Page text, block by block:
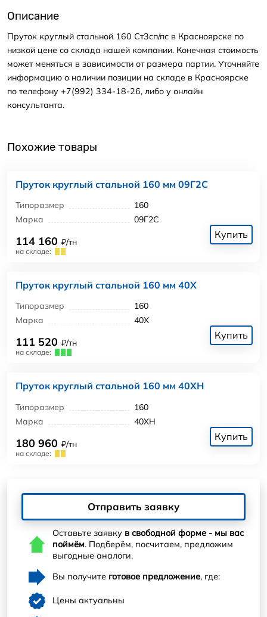
Описание
Пруток круглый стальной 160 Ст3сп/пс в Красноярске по
низкой цене со склада нашей компании. Конечная стоимость
может меняться в зависимости от размера партии. Уточняйте
информацию о наличии позиции на складе в Красноярске
по телефону +7(992) 334-18-26, либо у онлайн
консультанта.
Похожие товары
Пруток круглый стальной 160 мм 09Г2С
Типоразмер
160
Марка
09Г2С
114 160 ₽/тн
на складе:
Купить
Пруток круглый стальной 160 мм 40Х
Типоразмер
160
Марка
40Х
111 520 ₽/тн
на складе:
Купить
Пруток круглый стальной 160 мм 40ХН
Типоразмер
160
Марка
40ХН
180 960 ₽/тн
на складе:
Купить
Отправить заявку
Оставьте заявку в свободной форме - мы вас
поймём. Подберём, посчитаем, предложим
выгодные аналоги.
Вы получите готовое предложение, где:
Цены актуальны